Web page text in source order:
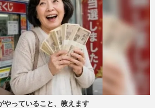
やっていること、教えます